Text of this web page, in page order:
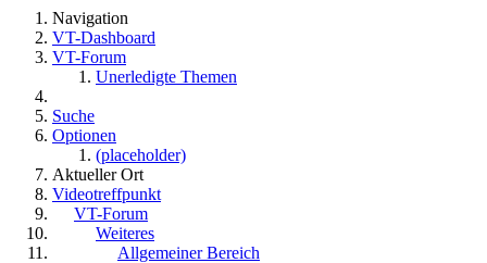
Navigation
VT-Dashboard
VT-Forum
Unerledigte Themen
Suche
Optionen
(placeholder)
Aktueller Ort
Videotreffpunkt
VT-Forum
Weiteres
Allgemeiner Bereich